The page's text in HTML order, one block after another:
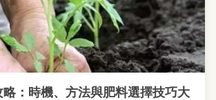
：時機、方法與肥料選擇技巧大